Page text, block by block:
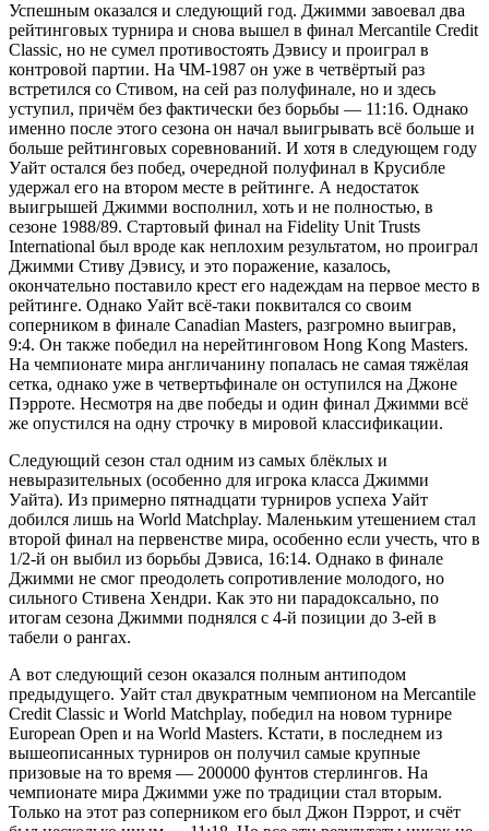
Успешным оказался и следующий год. Джимми завоевал два
рейтинговых турнира и снова вышел в финал Mercantile Credit
Classic, но не сумел противостоять Дэвису и проиграл в
контровой партии. На ЧМ-1987 он уже в четвёртый раз
встретился со Стивом, на сей раз полуфинале, но и здесь
уступил, причём без фактически без борьбы — 11:16. Однако
именно после этого сезона он начал выигрывать всё больше и
больше рейтинговых соревнований. И хотя в следующем году
Уайт остался без побед, очередной полуфинал в Крусибле
удержал его на втором месте в рейтинге. А недостаток
выигрышей Джимми восполнил, хоть и не полностью, в
сезоне 1988/89. Стартовый финал на Fidelity Unit Trusts
International был вроде как неплохим результатом, но проиграл
Джимми Стиву Дэвису, и это поражение, казалось,
окончательно поставило крест его надеждам на первое место в
рейтинге. Однако Уайт всё-таки поквитался со своим
соперником в финале Canadian Masters, разгромно выиграв,
9:4. Он также победил на нерейтинговом Hong Kong Masters.
На чемпионате мира англичанину попалась не самая тяжёлая
сетка, однако уже в четвертьфинале он оступился на Джоне
Пэрроте. Несмотря на две победы и один финал Джимми всё
же опустился на одну строчку в мировой классификации.
Следующий сезон стал одним из самых блёклых и
невыразительных (особенно для игрока класса Джимми
Уайта). Из примерно пятнадцати турниров успеха Уайт
добился лишь на World Matchplay. Маленьким утешением стал
второй финал на первенстве мира, особенно если учесть, что в
1/2-й он выбил из борьбы Дэвиса, 16:14. Однако в финале
Джимми не смог преодолеть сопротивление молодого, но
сильного Стивена Хендри. Как это ни парадоксально, по
итогам сезона Джимми поднялся с 4-й позиции до 3-ей в
табели о рангах.
А вот следующий сезон оказался полным антиподом
предыдущего. Уайт стал двукратным чемпионом на Mercantile
Credit Classic и World Matchplay, победил на новом турнире
European Open и на World Masters. Кстати, в последнем из
вышеописанных турниров он получил самые крупные
призовые на то время — 200000 фунтов стерлингов. На
чемпионате мира Джимми уже по традиции стал вторым.
Только на этот раз соперником его был Джон Пэррот, и счёт